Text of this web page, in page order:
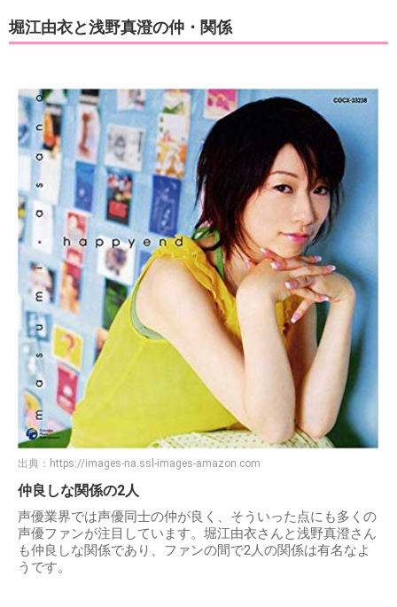
堀江由衣と浅野真澄の仲・関係
出典： https://images-na.ssl-images-amazon.com
仲良しな関係の2人
声優業界では声優同士の仲が良く、そういった点にも多くの
声優ファンが注目しています。堀江由衣さんと浅野真澄さん
も仲良しな関係であり、ファンの間で2人の関係は有名なよ
うです。